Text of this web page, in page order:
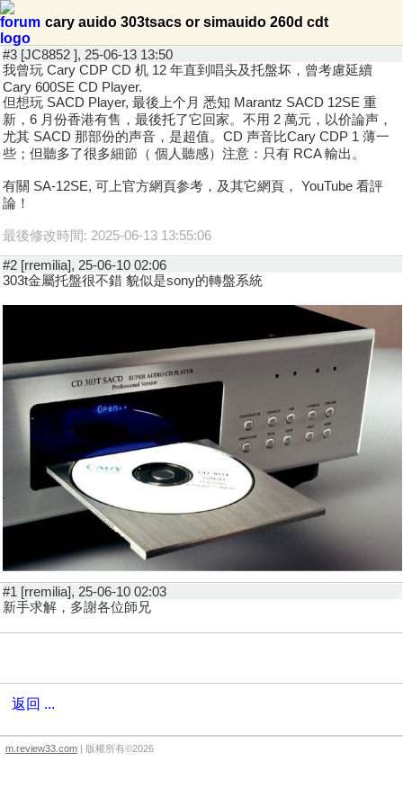
cary auido 303tsacs or simauido 260d cdt
#3 [JC8852 ], 25-06-13 13:50
我曾玩 Cary CDP CD 机 12 年直到唱头及托盤坏，曾考慮延續
Cary 600SE CD Player.
但想玩 SACD Player, 最後上个月 悉知 Marantz SACD 12SE 重
新，6 月份香港有售，最後托了它回家。不用 2 萬元，以价論声，
尤其 SACD 那部份的声音，是超值。CD 声音比Cary CDP 1 薄一
些；但聽多了很多細節（ 個人聽感）注意：只有 RCA 輸出。
有關 SA-12SE, 可上官方網頁参考，及其它網頁， YouTube 看評
論！
最後修改時間: 2025-06-13 13:55:06
#2 [rremilia], 25-06-10 02:06
303t金屬托盤很不錯 貌似是sony的轉盤系統
#1 [rremilia], 25-06-10 02:03
新手求解，多謝各位師兄
返回 ...
m.review33.com | 版權所有©2026